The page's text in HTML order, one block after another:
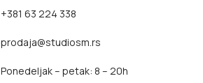
+381 63 224 338
prodaja@studiosm.rs
Ponedeljak – petak: 8 – 20h